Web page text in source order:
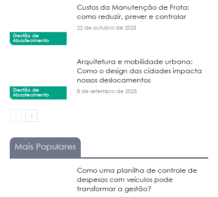
Gestão de
Abastecimento
Custos da Manutenção de Frota:
como reduzir, prever e controlar
22 de outubro de 2025
Gestão de
Abastecimento
Arquitetura e mobilidade urbana:
Como o design das cidades impacta
nossos deslocamentos
8 de setembro de 2025
Mais Populares
Como uma planilha de controle de
despesas com veículos pode
transformar a gestão?